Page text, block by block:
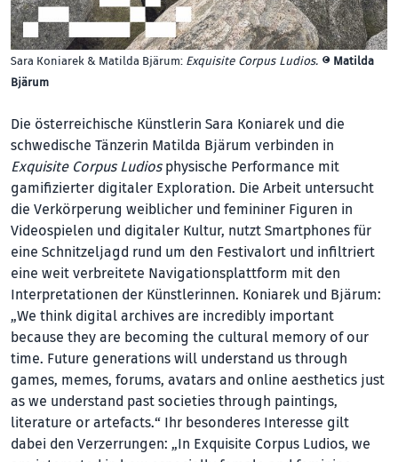
Sara Koniarek & Matilda Bjärum: Exquisite Corpus Ludios. © Matilda
Bjärum
Die österreichische Künstlerin Sara Koniarek und die
schwedische Tänzerin Matilda Bjärum verbinden in
Exquisite Corpus Ludiosphysische Performance mit
gamifizierter digitaler Exploration. Die Arbeit untersucht
die Verkörperung weiblicher und femininer Figuren in
Videospielen und digitaler Kultur, nutzt Smartphones für
eine Schnitzeljagd rund um den Festivalort und infiltriert
eine weit verbreitete Navigationsplattform mit den
Interpretationen der Künstlerinnen. Koniarek und Bjärum:
„We think digital archives are incredibly important
because they are becoming the cultu­ral memory of our
time. Future genera­tions will understand us through
games, memes, forums, avatars and online aesthetics just
as we understand past societies through paintings,
literature or artefacts.“ Ihr besonderes Interesse gilt
dabei den Verzerrungen: „In Exquisite Corpus Ludios, we